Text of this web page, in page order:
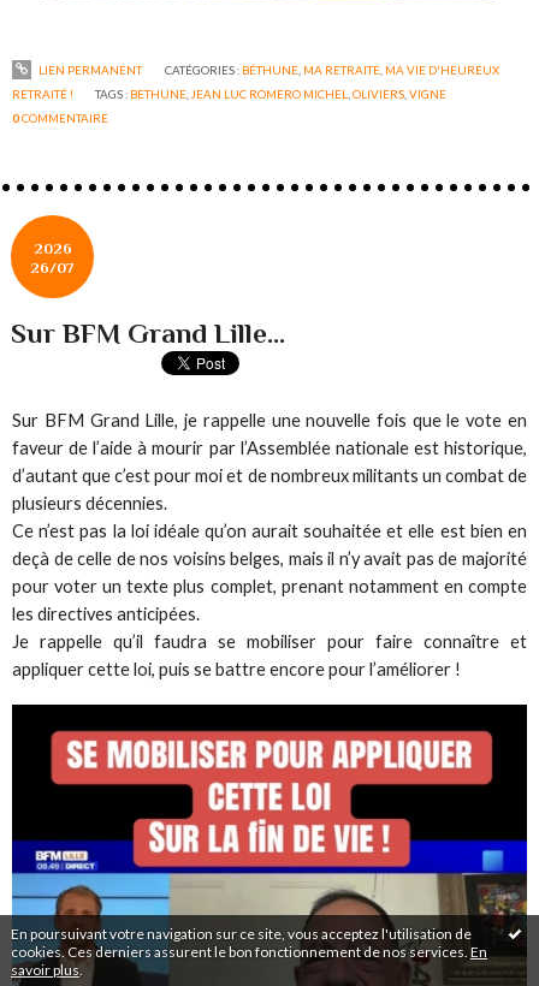
En poursuivant votre navigation sur ce site, vous acceptez l'utilisation de
cookies. Ces derniers assurent le bon fonctionnement de nos services. En
savoir plus.
LIEN PERMANENT CATÉGORIES : BÉTHUNE, MA RETRAITE, MA VIE D'HEUREUX
RETRAITÉ !
TAGS : BETHUNE JEAN LUC ROMERO MICHEL ,OLIVIERS ,VIGNE
0COMMENTAIRE
2026
26/07
Sur BFM Grand Lille...
Sur BFM Grand Lille, je rappelle une nouvelle fois que le vote en
faveur de l’aide à mourir par l’Assemblée nationale est historique,
d’autant que c’est pour moi et de nombreux militants un combat de
plusieurs décennies.
Ce n’est pas la loi idéale qu’on aurait souhaitée et elle est bien en
deçà de celle de nos voisins belges, mais il n’y avait pas de majorité
pour voter un texte plus complet, prenant notamment en compte
les directives anticipées.
Je rappelle qu’il faudra se mobiliser pour faire connaître et
appliquer cette loi, puis se battre encore pour l’améliorer !